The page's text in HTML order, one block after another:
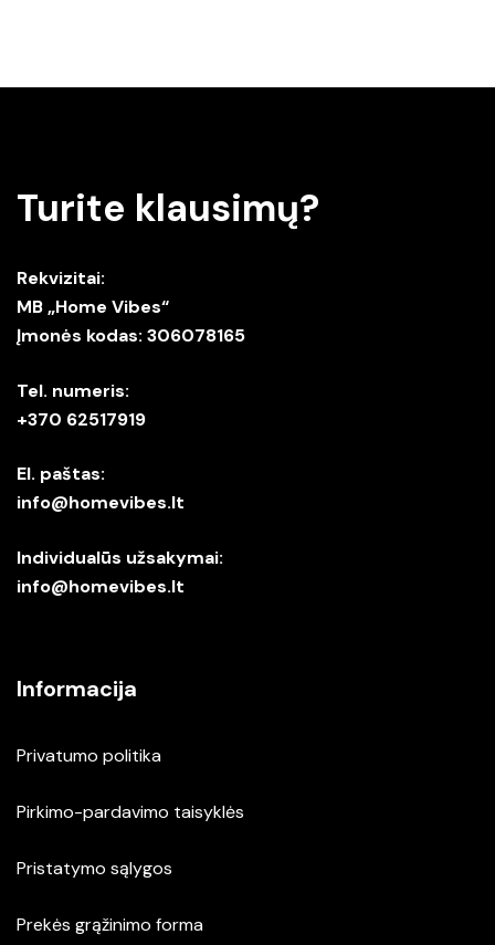
Turite klausimų?
Rekvizitai:
MB „Home Vibes“
Įmonės kodas: 306078165
Tel. numeris:
+370 62517919
El. paštas:
info@homevibes.lt
Individualūs užsakymai:
info@homevibes.lt
Informacija
Privatumo politika
Pirkimo-pardavimo taisyklės
Pristatymo sąlygos
Prekės grąžinimo forma